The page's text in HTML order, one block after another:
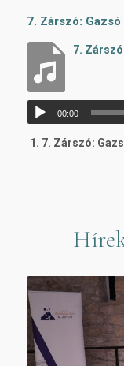
7. Zárszó: Gazsó
7.
Audió
lejátszó
00:00
1. 7. Zárszó: